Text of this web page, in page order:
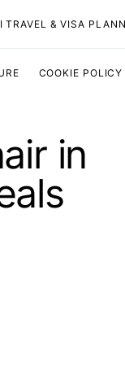
TRAVEL & VISA
COOKIE POLICY
in